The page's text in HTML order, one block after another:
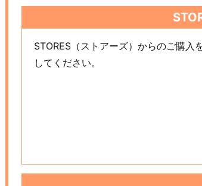
STORES（ストアーズ）からのご購
してください。